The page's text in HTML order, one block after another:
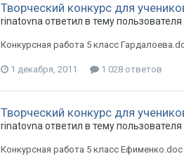
Творческий конкурс для
rinatovna ответил в тему
Конкурсная работа 5 класс
1 декабря, 2011 1 028 ответов
Творческий конкурс для
rinatovna ответил в тему
Конкурсная работа 5 класс Ефименко.doc